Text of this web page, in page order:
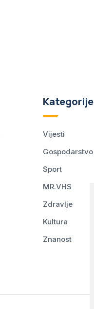
Kategorije
Vijesti
Gospodarstvo
Sport
MR.VHS
Zdravlje
Kultura
Znanost